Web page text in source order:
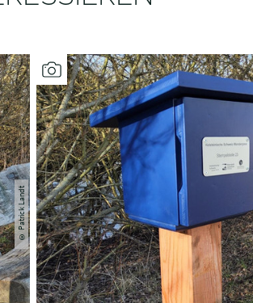
©
Patrick Landt